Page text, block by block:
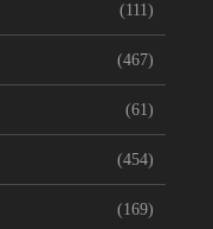
(111)
(467)
(61)
(454)
(169)